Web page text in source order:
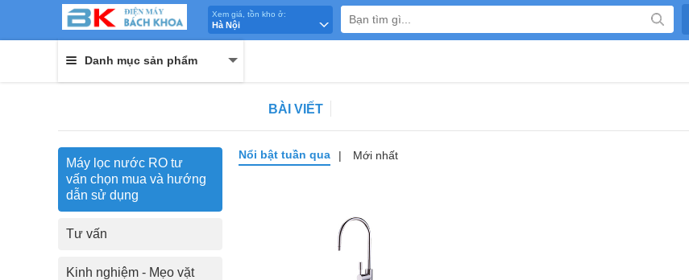
Xem giá, tồn kho ở:
Hà Nội
Danh mục sản phẩm
BÀI VIẾT
Máy lọc nước RO tư
vấn chọn mua và hướng
dẫn sử dụng
Tư vấn
Kinh nghiệm - Mẹo vặt
Nổi bật tuần qua | Mới nhất